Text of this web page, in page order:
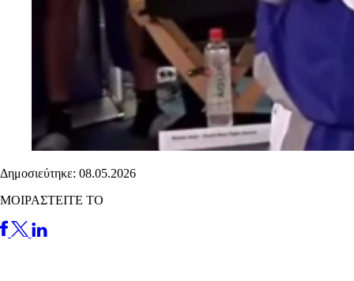
Δημοσιεύτηκε: 08.05.2026
ΜΟΙΡΑΣΤΕΙΤΕ ΤΟ